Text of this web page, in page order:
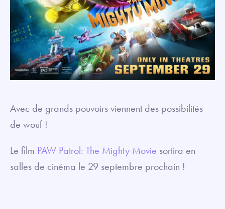
Avec de grands pouvoirs viennent des possibilités
de wouf !
Le film PAW Patrol: The Mighty Movie sortira en
salles de cinéma le 29 septembre prochain !